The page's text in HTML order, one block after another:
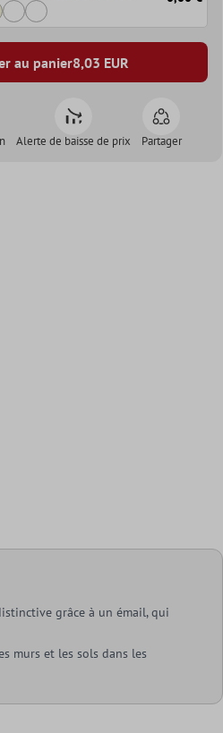
au panier8,03 EUR
Alerte de baisse de prix Partager
grâce à un émail, qui
murs et les sols dans les